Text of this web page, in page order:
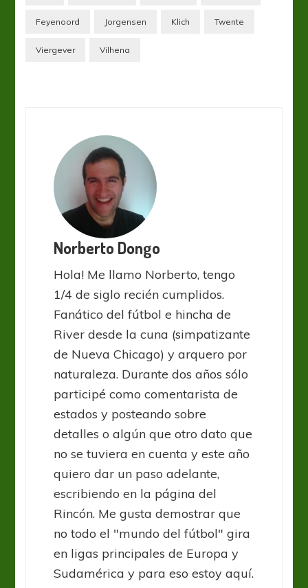
Feyenoord Jorgensen Klich Twente
Viergever Vilhena
Norberto Dongo
Hola! Me llamo Norberto, tengo
1/4 de siglo recién cumplidos.
Fanático del fútbol e hincha de
River desde la cuna (simpatizante
de Nueva Chicago) y arquero por
naturaleza. Durante dos años sólo
participé como comentarista de
estados y posteando sobre
detalles o algún que otro dato que
no se tuviera en cuenta y este año
quiero dar un paso adelante,
escribiendo en la página del
Rincón. Me gusta demostrar que
no todo el "mundo del fútbol" gira
en ligas principales de Europa y
Sudamérica y para eso estoy aquí.